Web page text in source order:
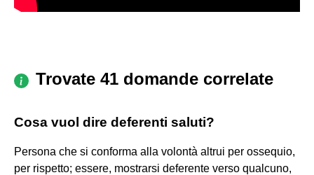
Trovate 41 domande correlate
Cosa vuol dire deferenti saluti?
Persona che si conforma alla volontà altrui per ossequio,
per rispetto; essere, mostrarsi deferente verso qualcuno,